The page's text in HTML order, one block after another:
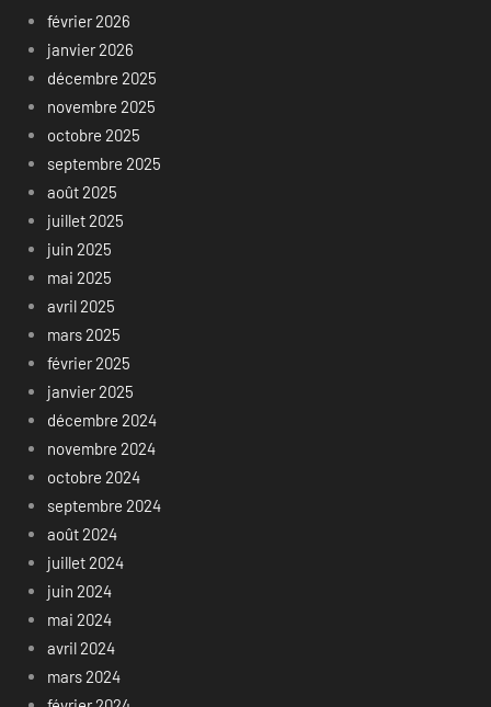
février 2026
janvier 2026
décembre 2025
novembre 2025
octobre 2025
septembre 2025
août 2025
juillet 2025
juin 2025
mai 2025
avril 2025
mars 2025
février 2025
janvier 2025
décembre 2024
novembre 2024
octobre 2024
septembre 2024
août 2024
juillet 2024
juin 2024
mai 2024
avril 2024
mars 2024